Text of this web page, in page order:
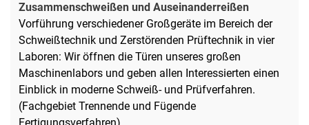
Zusammenschweißen und Auseinanderreißen
Vorführung verschiedener Großgeräte im Bereich der
Schweißtechnik und Zerstörenden Prüftechnik in vier
Laboren: Wir öffnen die Türen unseres großen
Maschinenlabors und geben allen Interessierten einen
Einblick in moderne Schweiß- und Prüfverfahren.
(Fachgebiet Trennende und Fügende